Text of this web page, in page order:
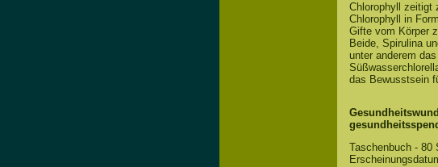
Chlorophyll zeitigt
Chlorophyll in
Gifte vom Körper
Beide, Spirulina
unter anderem
das Bewusstsein
Taschenbuch - 80